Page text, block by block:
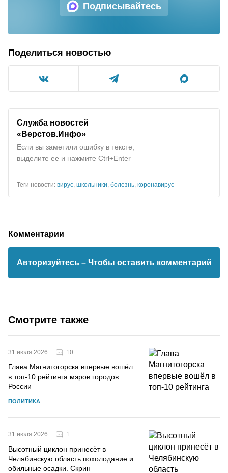
Подписывайтесь
Поделиться новостью
Служба новостей
«Верстов.Инфо»
Если вы заметили ошибку в тексте,
выделите ее и нажмите Ctrl+Enter
Теги новости: вирус, школьники, болезнь, коронавирус
Комментарии
Авторизуйтесь – Чтобы оставить комментарий
Смотрите также
31 июля 2026 10
Глава Магнитогорска впервые вошёл
в топ-10 рейтинга мэров городов
России
ПОЛИТИКА
31 июля 2026 1
Высотный циклон принесёт в
Челябинскую область похолодание и
обильные осадки. Скрин